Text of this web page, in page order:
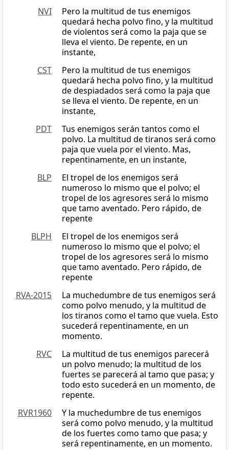
NVI
Pero la multitud de tus enemigos
quedará hecha polvo fino, y la multitud
de violentos será como la paja que se
lleva el viento. De repente, en un
instante,
CST
Pero la multitud de tus enemigos
quedará hecha polvo fino, y la multitud
de despiadados será como la paja que
se lleva el viento. De repente, en un
instante,
PDT
Tus enemigos serán tantos como el
polvo. La multitud de tiranos será como
paja que vuela por el viento. Mas,
repentinamente, en un instante,
BLP
El tropel de los enemigos será
numeroso lo mismo que el polvo; el
tropel de los agresores será lo mismo
que tamo aventado. Pero rápido, de
repente
BLPH
El tropel de los enemigos será
numeroso lo mismo que el polvo; el
tropel de los agresores será lo mismo
que tamo aventado. Pero rápido, de
repente
RVA-2015
La muchedumbre de tus enemigos será
como polvo menudo, y la multitud de
los tiranos como el tamo que vuela. Esto
sucederá repentinamente, en un
momento.
RVC
La multitud de tus enemigos parecerá
un polvo menudo; la multitud de los
fuertes se parecerá al tamo que pasa; y
todo esto sucederá en un momento, de
repente.
RVR1960
Y la muchedumbre de tus enemigos
será como polvo menudo, y la multitud
de los fuertes como tamo que pasa; y
será repentinamente, en un momento.